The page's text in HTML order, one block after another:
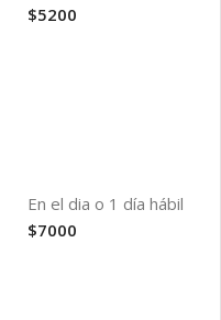
$5200
En el dia o 1 día hábil
$7000